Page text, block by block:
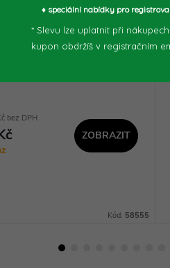
AP 18-20 -
bez DPH
ZOBRAZIT
Kód: 58555
♦ speciální nabídky pro
* Slevu lze uplatnit při
kupon obdržíš v registračním